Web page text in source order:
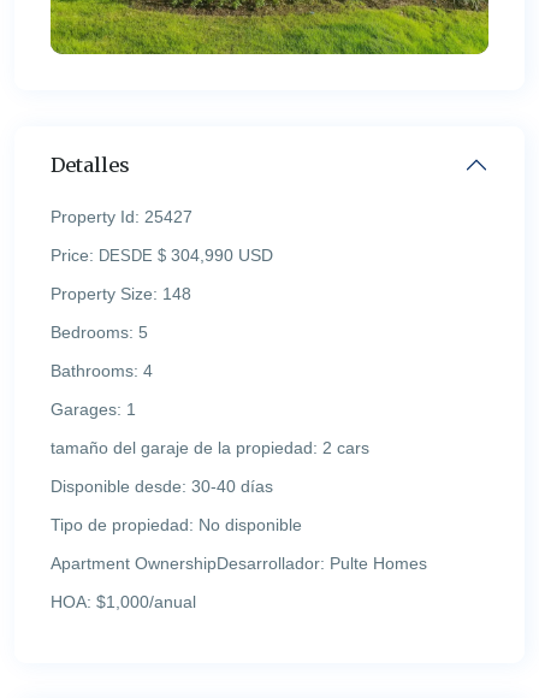
Detalles
Property Id: 25427
Price: DESDE $ 304,990 USD
Property Size: 148
Bedrooms: 5
Bathrooms: 4
Garages: 1
tamaño del garaje de la propiedad: 2 cars
Disponible desde: 30-40 días
Tipo de propiedad: No disponible
Apartment OwnershipDesarrollador: Pulte Homes
HOA: $1,000/anual